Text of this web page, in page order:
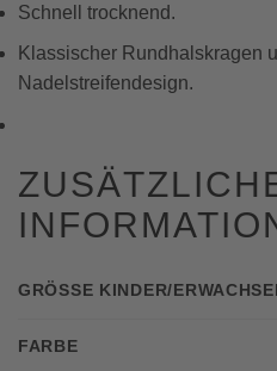
Schnell trocknend.
Klassischer Rundhalskragen
Nadelstreifendesign.
GRÖSSE KINDER/
FARBE